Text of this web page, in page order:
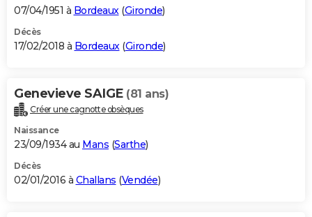
07/04/1951 à Bordeaux (Gironde)
Décès
17/02/2018 à Bordeaux (Gironde)
Genevieve SAIGE (81 ans)
Créer une cagnotte obsèques
Naissance
23/09/1934 au Mans (Sarthe)
Décès
02/01/2016 à Challans (Vendée)